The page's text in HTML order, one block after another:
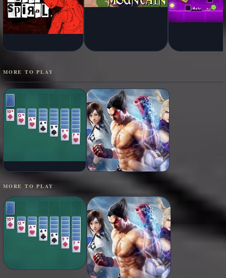
MORE TO PLAY
MORE TO PLAY